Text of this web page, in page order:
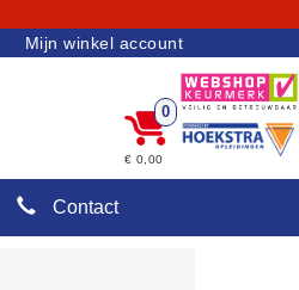
Mijn winkel account
0
€ 0,00
Contact